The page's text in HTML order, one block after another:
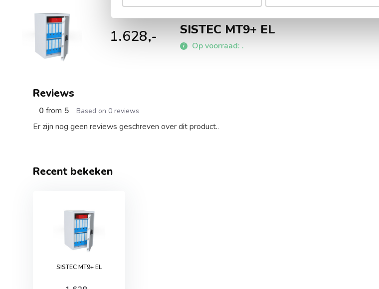
1.628,- SISTEC MT9+ EL
Op voorraad: .
Reviews
0 from 5 Based on 0 reviews
Er zijn nog geen reviews geschreven over dit product..
Recent bekeken
SISTEC MT9+ EL